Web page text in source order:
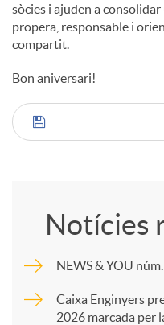
sòcies i ajuden a
propera, responsable i
compartit.
Bon aniversari!
C
p
Notícies
NEWS & YOU
Caixa Enginyers
2026 marcada per